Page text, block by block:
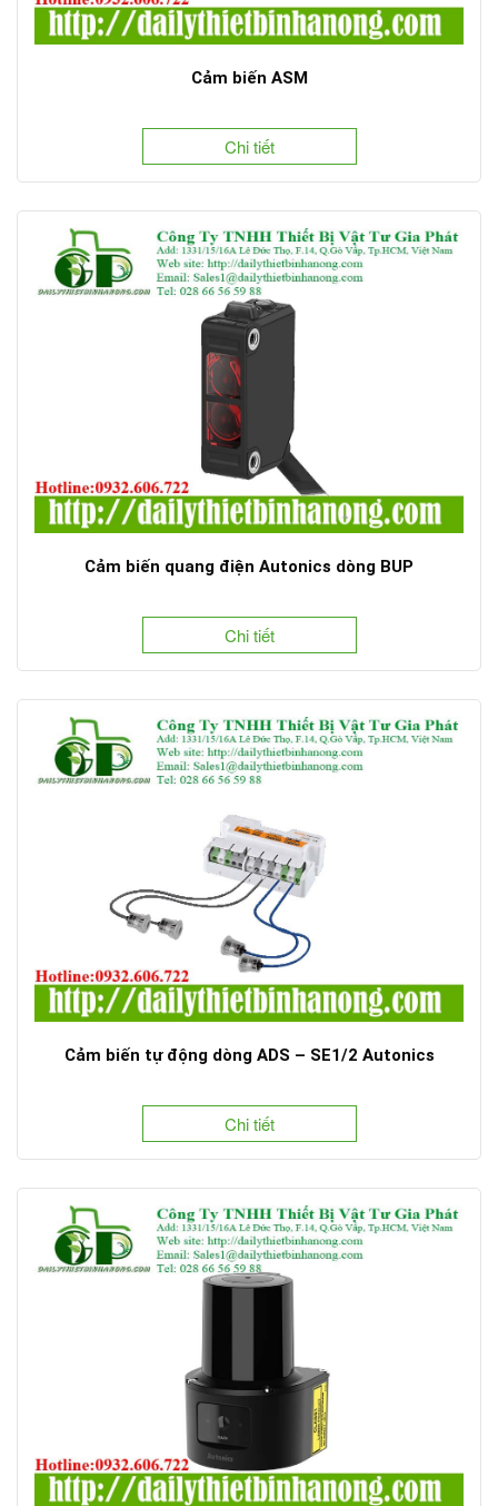
Cảm biến ASM
Chi tiết
Cảm biến quang điện Autonics dòng BUP
Chi tiết
Cảm biến tự động dòng ADS – SE1/2 Autonics
Chi tiết